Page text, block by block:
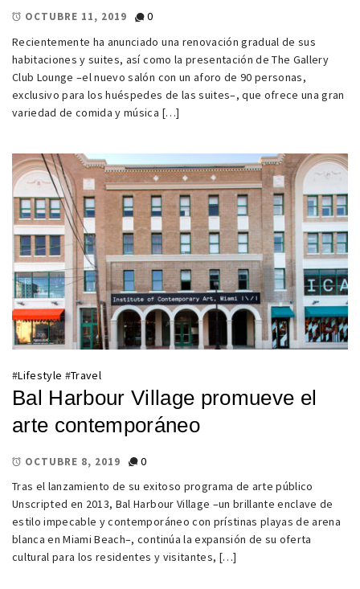
OCTUBRE 11, 2019
0
Recientemente ha anunciado una renovación gradual de sus
habitaciones y suites, así como la presentación de The Gallery
Club Lounge –el nuevo salón con un aforo de 90 personas,
exclusivo para los huéspedes de las suites–, que ofrece una gran
variedad de comida y música […]
#Lifestyle #Travel
Bal Harbour Village promueve el
arte contemporáneo
OCTUBRE 8, 2019
0
Tras el lanzamiento de su exitoso programa de arte público
Unscripted en 2013, Bal Harbour Village –un brillante enclave de
estilo impecable y contemporáneo con prístinas playas de arena
blanca en Miami Beach–, continúa la expansión de su oferta
cultural para los residentes y visitantes, […]